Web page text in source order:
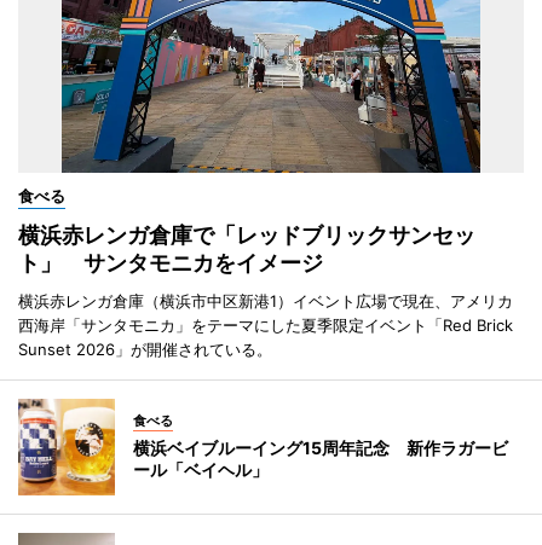
食べる
横浜赤レンガ倉庫で「レッドブリックサンセッ
ト」 サンタモニカをイメージ
横浜赤レンガ倉庫（横浜市中区新港1）イベント広場で現在、アメリカ
西海岸「サンタモニカ」をテーマにした夏季限定イベント「Red Brick
Sunset 2026」が開催されている。
食べる
横浜ベイブルーイング15周年記念 新作ラガービ
ール「ベイヘル」